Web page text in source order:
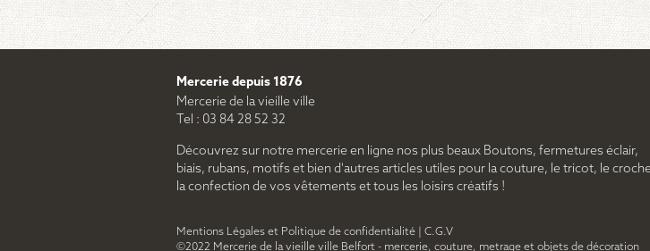
Mercerie depuis 1876
Mercerie de la vieille ville
Tel : 03 84 28 52 32
Découvrez sur notre mercerie en ligne nos plus beaux Boutons, fermetures éclair,
biais, rubans, motifs et bien d'autres articles utiles pour la couture, le tricot, le
la confection de vos vêtements et tous les loisirs créatifs !
Mentions Légales et Politique de confidentialité | C.G.V
©2022 Mercerie de la vieille ville Belfort - mercerie, couture, metrage et objets de décoration